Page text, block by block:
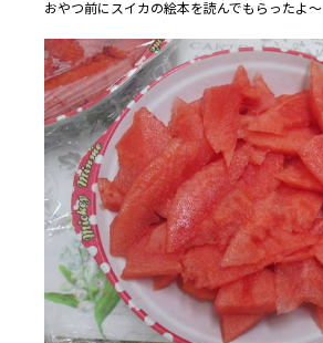
おやつ前にスイカの絵本を読んでもらったよ～